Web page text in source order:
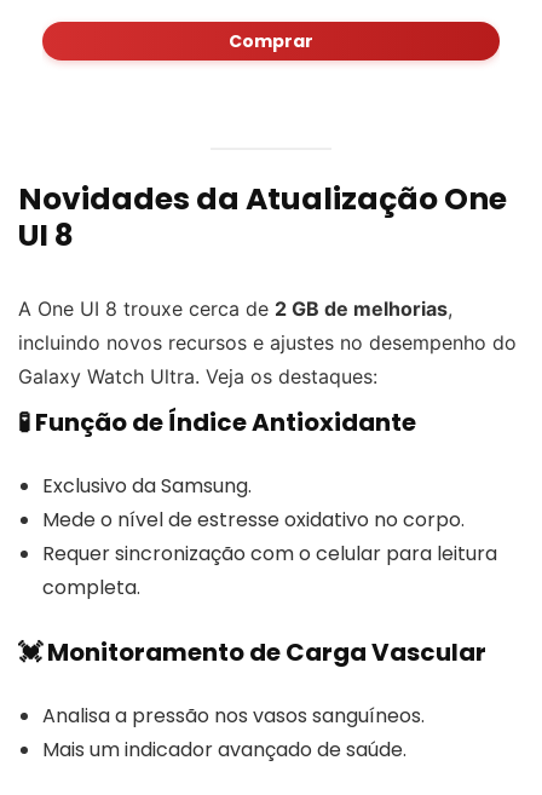
Comprar
Novidades da Atualização One
UI 8
A One UI 8 trouxe cerca de 2 GB de melhorias,
incluindo novos recursos e ajustes no desempenho do
Galaxy Watch Ultra. Veja os destaques:
🧪 Função de Índice Antioxidante
Exclusivo da Samsung.
Mede o nível de estresse oxidativo no corpo.
Requer sincronização com o celular para leitura
completa.
💓 Monitoramento de Carga Vascular
Analisa a pressão nos vasos sanguíneos.
Mais um indicador avançado de saúde.